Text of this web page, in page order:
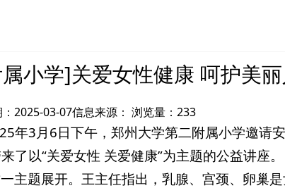
小学]关爱女性健康 呵护美
：2025-03-07信息来源： 浏览量： 233
年3月6日下午，郑州大学第二附属小学邀请
以“关爱女性 关爱健康”为主题的公益讲座。
主题展开。王主任指出，乳腺、宫颈、卵巢